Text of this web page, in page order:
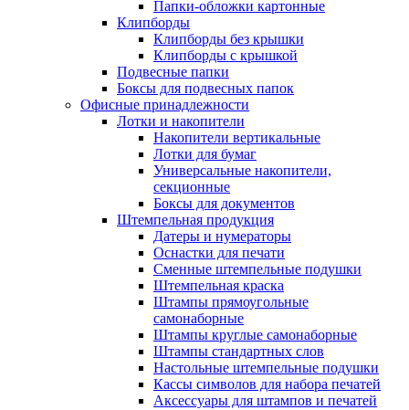
Папки-обложки картонные
Клипборды
Клипборды без крышки
Клипборды с крышкой
Подвесные папки
Боксы для подвесных папок
Офисные принадлежности
Лотки и накопители
Накопители вертикальные
Лотки для бумаг
Универсальные накопители,
секционные
Боксы для документов
Штемпельная продукция
Датеры и нумераторы
Оснастки для печати
Сменные штемпельные подушки
Штемпельная краска
Штампы прямоугольные
самонаборные
Штампы круглые самонаборные
Штампы стандартных слов
Настольные штемпельные подушки
Кассы символов для набора печатей
Аксессуары для штампов и печатей